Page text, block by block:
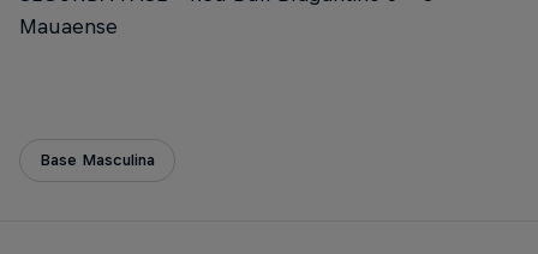
Mauaense
Base Masculina